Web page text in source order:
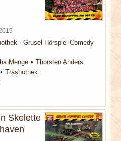
- Grusel Hörspiel Comedy
Menge
Thorsten Anders
Trashothek
Skelette